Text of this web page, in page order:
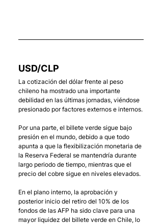
USD/CLP
La cotización del dólar frente al peso
chileno ha mostrado una importante
debilidad en las últimas jornadas, viéndose
presionado por factores externos e internos.
Por una parte, el billete verde sigue bajo
presión en el mundo, debido a que todo
apunta a que la flexibilización monetaria de
la Reserva Federal se mantendría durante
largo periodo de tiempo, mientras que el
precio del cobre sigue en niveles elevados.
En el plano interno, la aprobación y
posterior inicio del retiro del 10% de los
fondos de las AFP ha sido clave para una
mayor liquidez del billete verde en Chile, lo